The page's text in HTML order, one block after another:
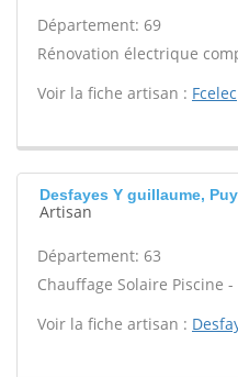
Département: 69
Rénovation électrique
Voir la fiche artisan : Fcelec
Desfayes Y guillaume,
Artisan
Département: 63
Chauffage Solaire Piscine -
Voir la fiche artisan :